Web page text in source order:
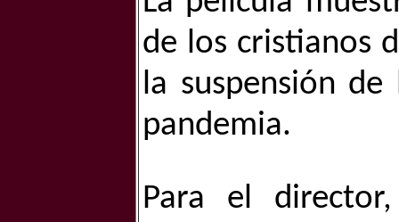
de los cristianos
la suspensión
pandemia.
Para el